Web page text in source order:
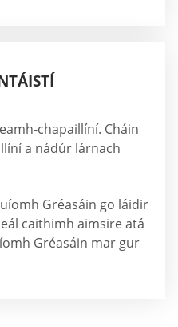
chapaillíní. Cháin
a nádúr lárnach
Gréasáin go láidir
caithimh aimsire atá
Gréasáin mar gur